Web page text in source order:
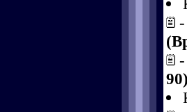
-
-
90)